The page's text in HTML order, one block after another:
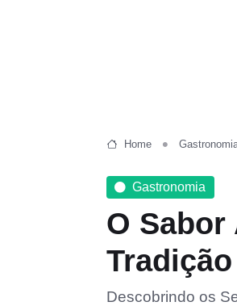
Home
Gastronomia
O
Descobrindo os